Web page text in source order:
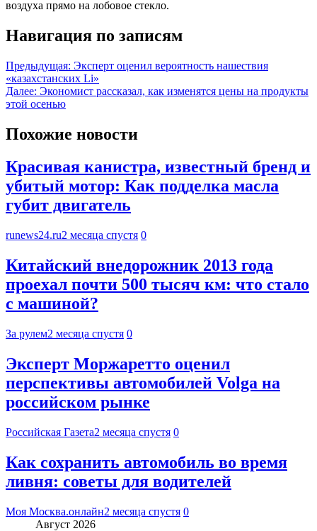
воздуха прямо на лобовое стекло.
Навигация по записям
Предыдущая: Эксперт оценил вероятность нашествия
«казахстанских Li»
Далее: Экономист рассказал, как изменятся цены на продукты
этой осенью
Похожие новости
Красивая канистра, известный бренд и
убитый мотор: Как подделка масла
губит двигатель
runews24.ru2 месяца спустя 0
Китайский внедорожник 2013 года
проехал почти 500 тысяч км: что стало
с машиной?
За рулем2 месяца спустя 0
Эксперт Моржаретто оценил
перспективы автомобилей Volga на
российском рынке
Российская Газета2 месяца спустя 0
Как сохранить автомобиль во время
ливня: советы для водителей
Моя Москва.онлайн2 месяца спустя 0
Август 2026